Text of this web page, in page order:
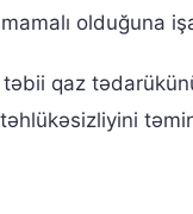
olduğuna
qaz